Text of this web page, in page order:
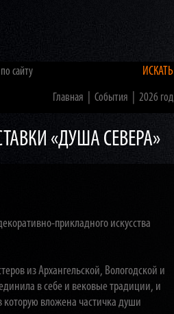
ИСКАТЬ
Главная События 2026 год
«ДУША СЕВЕРА»
прикладного искусства
из Архангельской, Вологодской и
в себе и вековые традиции, и
вложена частичка души